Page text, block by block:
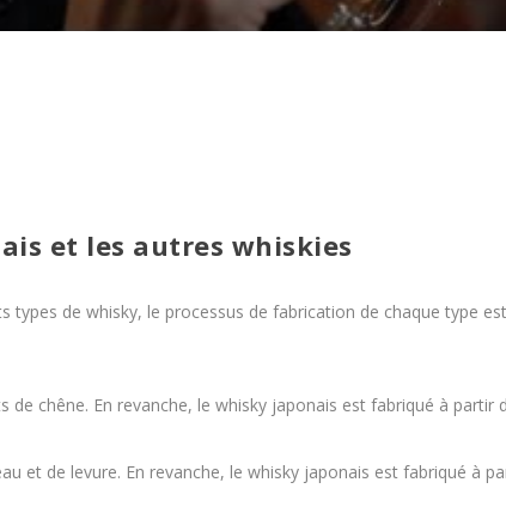
et les autres whiskies
types de whisky, le processus de fabrication de chaque type
chêne. En revanche, le whisky japonais est fabriqué à partir
et de levure. En revanche, le whisky japonais est fabriqué à